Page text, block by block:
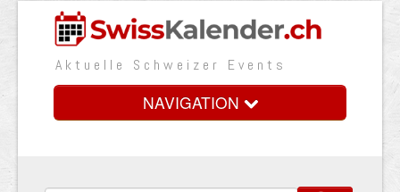
Aktuelle Schweizer Events
NAVIGATION